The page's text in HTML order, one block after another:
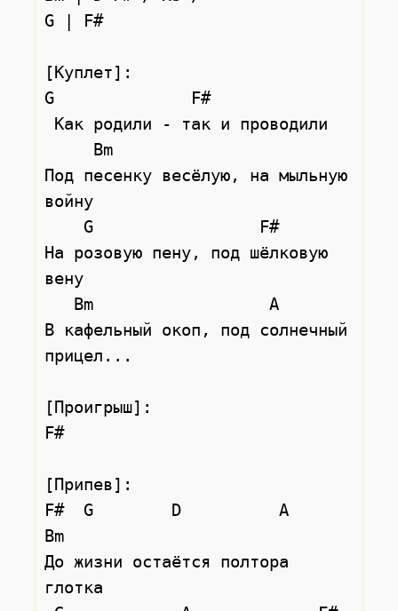
G | F#
[Куплет]:
G              F#
Под песенку весёлую, на мыльную
войну
На розовую пену, под шёлковую
вену
В кафельный окоп, под солнечный
прицел...
[Проигрыш]:
F#
[Припев]:
F#  G        D          A
Bm
До жизни остаётся полтора
глотка